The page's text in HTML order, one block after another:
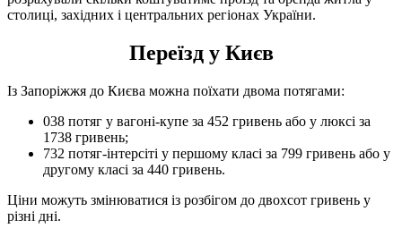
столиці, західних і центральних регіонах України.
Переїзд у Києв
Із Запоріжжя до Києва можна поїхати двома потягами:
038 потяг у вагоні-купе за 452 гривень або у люксі за
1738 гривень;
732 потяг-інтерсіті у першому класі за 799 гривень або у
другому класі за 440 гривень.
Ціни можуть змінюватися із розбігом до двохсот гривень у
різні дні.